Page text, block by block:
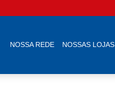
NOSSA REDE NOSSAS LOJAS